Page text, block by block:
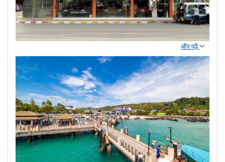
फैंटिप कार्यालय सुरात थानी टाउन: अपनी यात्रा फुकेत और
उससे आगे शुरू करें
फैंटिप कार्यालय सुरात थानी टाउनफुकेत और आसपास के द्वीपों की ओर यात्रा करने
वाले यात्रियों के लिए एक महत्वपूर्णएकत्रीकरण स्थलहै। यहसुरात थानी टाउनके
केंद्र में स्थित है, जो आसान फेरी और बस कनेक्शन के लिए प्रसिद्ध है।
फैंटिप कार्यालय सुरात थानी टाउन के बारे में
और पढ़ें